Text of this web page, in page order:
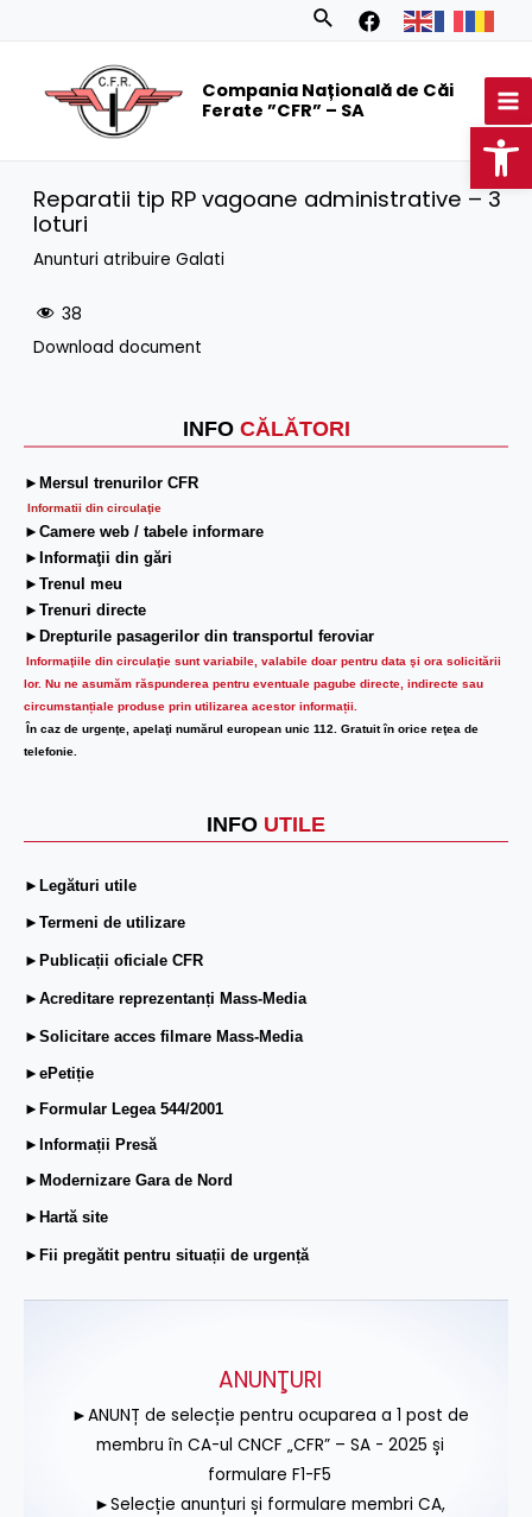
Search
Compania Națională de Căi
Ferate ”CFR” – SA
INFO CĂLĂTORI
►Mersul trenurilor CFR
Informatii din circulaţie
►Camere web / tabele informare
►Informaţii din gări
►Trenul meu
►Trenuri directe
►Drepturile pasagerilor din transportul feroviar
Informaţiile din circulaţie sunt variabile, valabile doar pentru data şi ora solicitării
lor. Nu ne asumăm răspunderea pentru eventuale pagube directe, indirecte sau
circumstanțiale produse prin utilizarea acestor informații.
În caz de urgenţe, apelaţi numărul european unic 112. Gratuit în orice reţea de
telefonie.
INFO UTILE
►Legături utile
►Termeni de utilizare
►Publicații oficiale CFR
►Acreditare reprezentanți Mass-Media
►Solicitare acces filmare Mass-Media
►ePetiție
►Formular Legea 544/2001
►Informații Presă
►Modernizare Gara de Nord
►Hartă site
►Fii pregătit pentru situații de urgență
Reparatii tip RP vagoane administrative – 3
loturi
Anunturi atribuire Galati
38
Download document
ANUNŢURI
►ANUNȚ de selecție pentru ocuparea a 1 post de
membru în CA-ul CNCF „CFR” – SA - 2025 și
formulare F1-F5
►Selecție anunțuri și formulare membri CA,